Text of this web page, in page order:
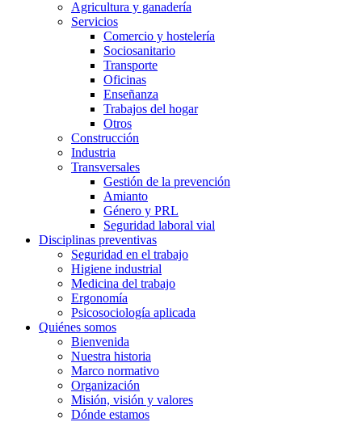
Agricultura y ganadería
Servicios
Comercio y hostelería
Sociosanitario
Transporte
Oficinas
Enseñanza
Trabajos del hogar
Otros
Construcción
Industria
Transversales
Gestión de la prevención
Amianto
Género y PRL
Seguridad laboral vial
Disciplinas preventivas
Seguridad en el trabajo
Higiene industrial
Medicina del trabajo
Ergonomía
Psicosociología aplicada
Quiénes somos
Bienvenida
Nuestra historia
Marco normativo
Organización
Misión, visión y valores
Dónde estamos